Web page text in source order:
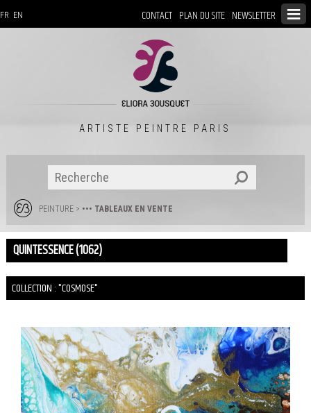
CONTACT PLAN DU SITE NEWSLETTER
FR EN
ARTISTE PEINTRE PARIS
PEINTURE> ••• TABLEAUX EN VENTE
QUINTESSENCE (1062)
COLLECTION : "COSMOSE"